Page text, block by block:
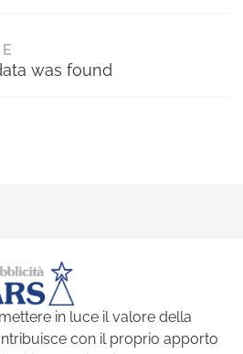
was found
in luce il valore della
con il proprio apporto